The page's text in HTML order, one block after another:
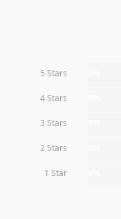
5 Stars
4 Stars
3 Stars
2 Stars
1 Star